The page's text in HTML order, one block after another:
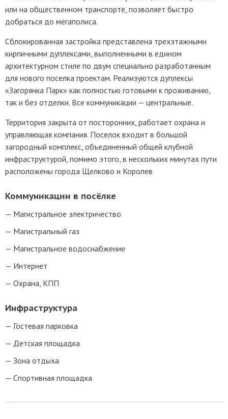
или на общественном транспорте, позволяет быстро
добраться до мегаполиса.
Сблокированная застройка представлена трехэтажными
кирпичными дуплексами, выполненными в едином
архитектурном стиле по двум специально разработанным
для нового поселка проектам. Реализуются дуплексы
«Загорянка Парк» как полностью готовыми к проживанию,
так и без отделки. Все коммуникации — центральные.
Территория закрыта от посторонних, работает охрана и
управляющая компания. Поселок входит в большой
загородный комплекс, объединенный общей клубной
инфраструктурой, помимо этого, в нескольких минутах пути
расположены города Щелково и Королев
Коммуникации в посёлке
Магистральное электричество
Магистральный газ
Магистральное водоснабжение
Интернет
Охрана, КПП
Инфраструктура
Гостевая парковка
Детская площадка
Зона отдыха
Спортивная площадка